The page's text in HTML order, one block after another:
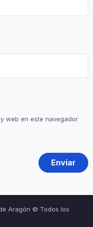
web en este navegador
Aragón © Todos los